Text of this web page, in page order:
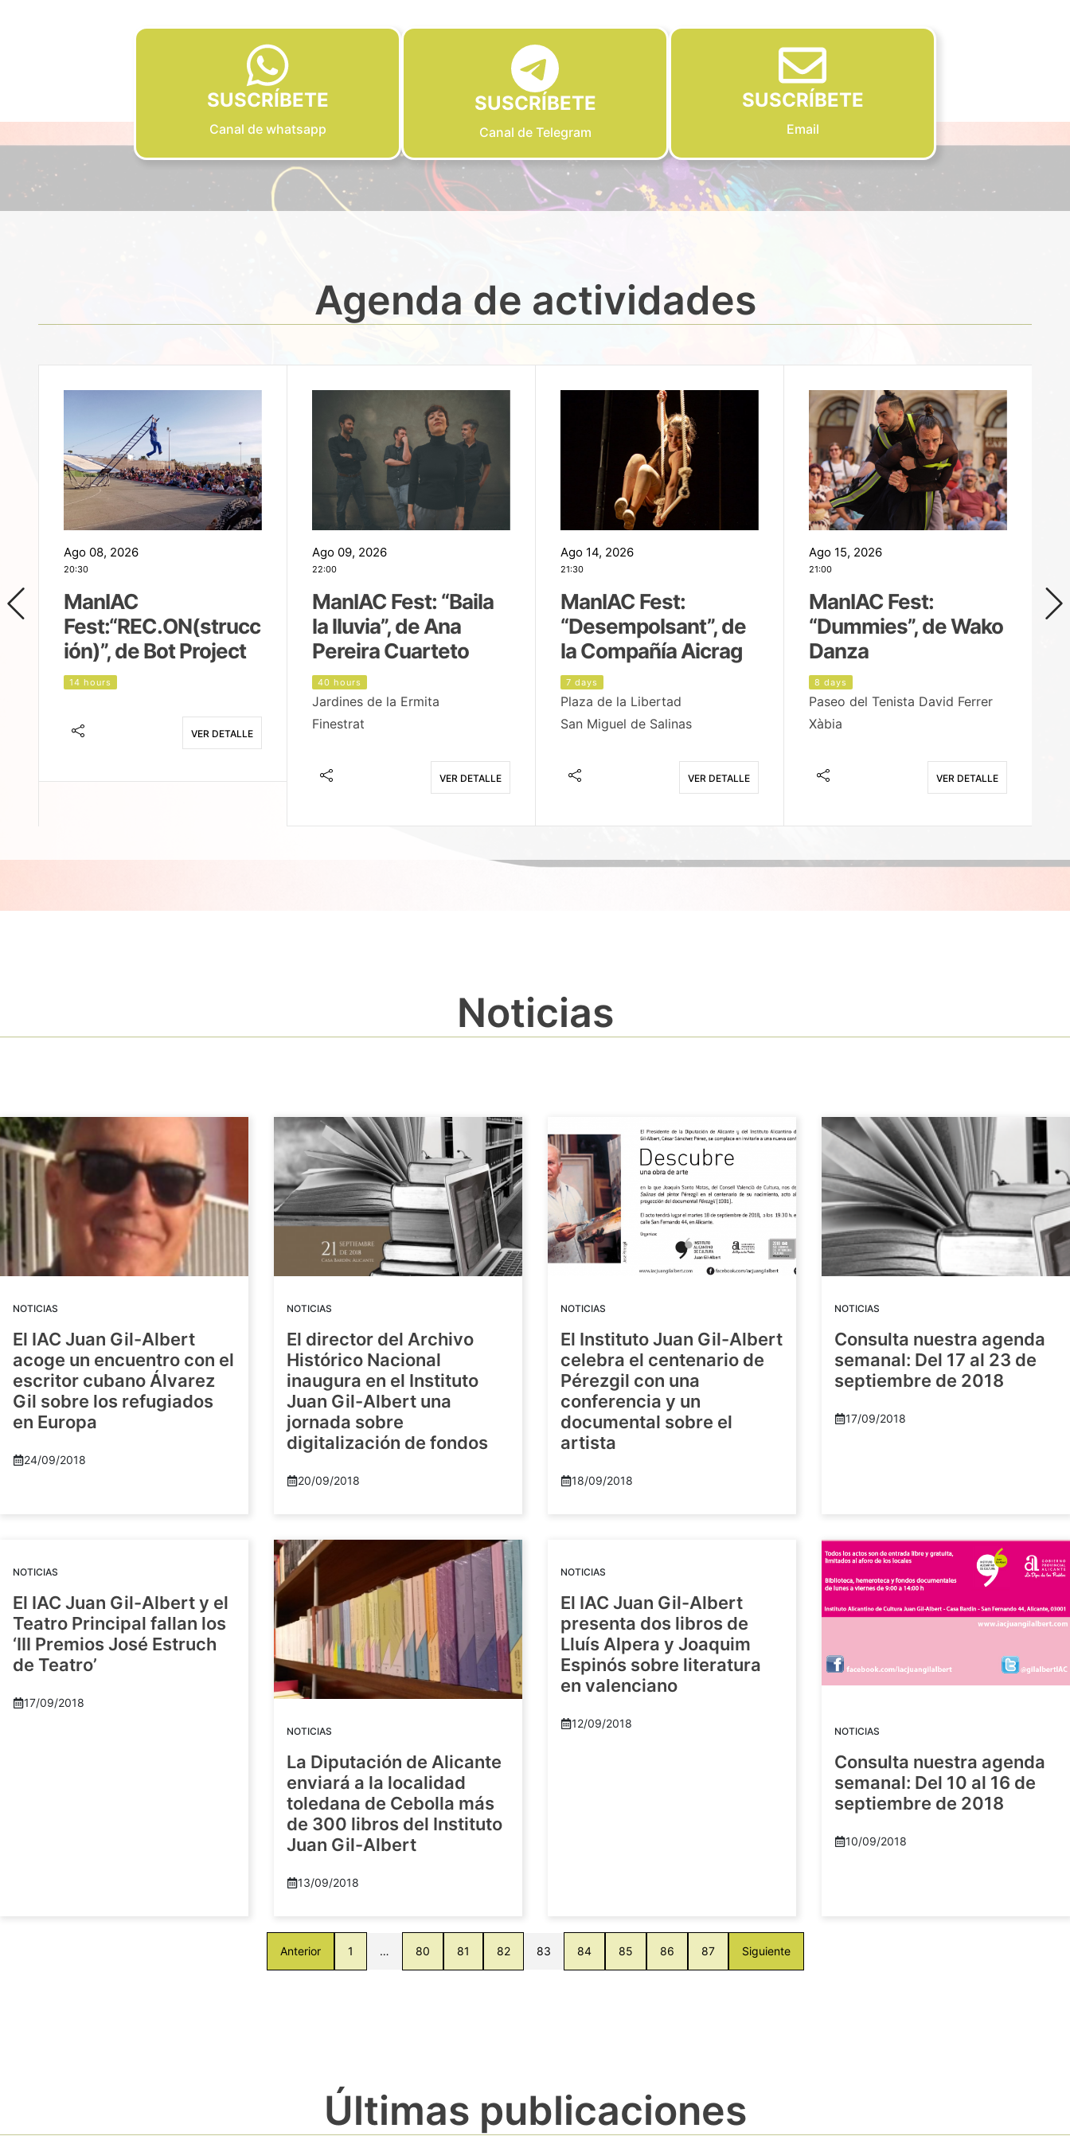
SUSCRÍBETE
Canal de whatsapp
SUSCRÍBETE
Canal de Telegram
SUSCRÍBETE
Email
Agenda de actividades
Ago 08, 2026
20:30
ManIAC
Fest:“REC.ON(strucc
ión)”, de Bot Project
14 hours
VER DETALLE
Ago 09, 2026
22:00
ManIAC Fest: “Baila
la lluvia”, de Ana
Pereira Cuarteto
40 hours
Jardines de la Ermita
Finestrat
VER DETALLE
Ago 14, 2026
21:30
ManIAC Fest:
“Desempolsant”, de
la Compañía Aicrag
7 days
Plaza de la Libertad
San Miguel de Salinas
VER DETALLE
Ago 15, 2026
21:00
ManIAC Fest:
“Dummies”, de Wako
Danza
8 days
Paseo del Tenista David Ferrer
Xàbia
VER DETALLE
Noticias
NOTICIAS
El IAC Juan Gil-Albert
acoge un encuentro con el
escritor cubano Álvarez
Gil sobre los refugiados
en Europa
24/09/2018
NOTICIAS
El director del Archivo
Histórico Nacional
inaugura en el Instituto
Juan Gil-Albert una
jornada sobre
digitalización de fondos
20/09/2018
NOTICIAS
El Instituto Juan Gil-Albert
celebra el centenario de
Pérezgil con una
conferencia y un
documental sobre el
artista
18/09/2018
NOTICIAS
Consulta nuestra agenda
semanal: Del 17 al 23 de
septiembre de 2018
17/09/2018
NOTICIAS
El IAC Juan Gil-Albert y el
Teatro Principal fallan los
‘III Premios José Estruch
de Teatro’
17/09/2018
NOTICIAS
La Diputación de Alicante
enviará a la localidad
toledana de Cebolla más
de 300 libros del Instituto
Juan Gil-Albert
13/09/2018
NOTICIAS
El IAC Juan Gil-Albert
presenta dos libros de
Lluís Alpera y Joaquim
Espinós sobre literatura
en valenciano
12/09/2018
NOTICIAS
Consulta nuestra agenda
semanal: Del 10 al 16 de
septiembre de 2018
10/09/2018
Anterior 1 … 80 81 82 83 84 85 86 87 Siguiente
Últimas publicaciones